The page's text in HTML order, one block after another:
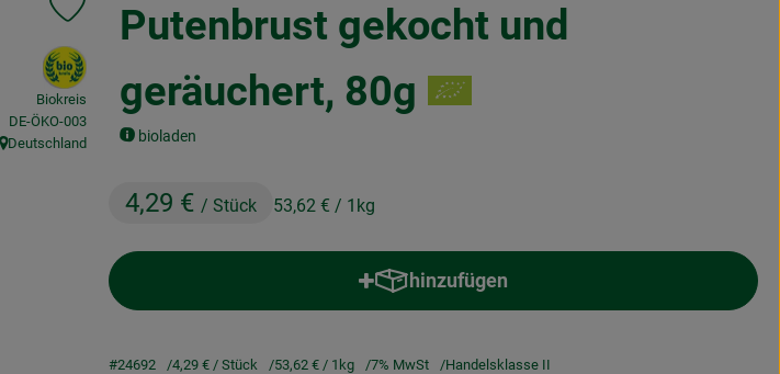
Putenbrust gekocht und
geräuchert, 80g
bioladen
4,29 € / Stück 53,62 € / 1kg
Produkt zu Favouriten hinzufügen
, Verband:
Biokreis
, Kontrollstelle:
DE-ÖKO-003
, Herkunft:
Deutschland
hinzufügen
Produkt zum Warenkorb hinzufügen
#24692 4,29 € / Stück 53,62 € / 1kg 7% MwSt Handelsklasse II